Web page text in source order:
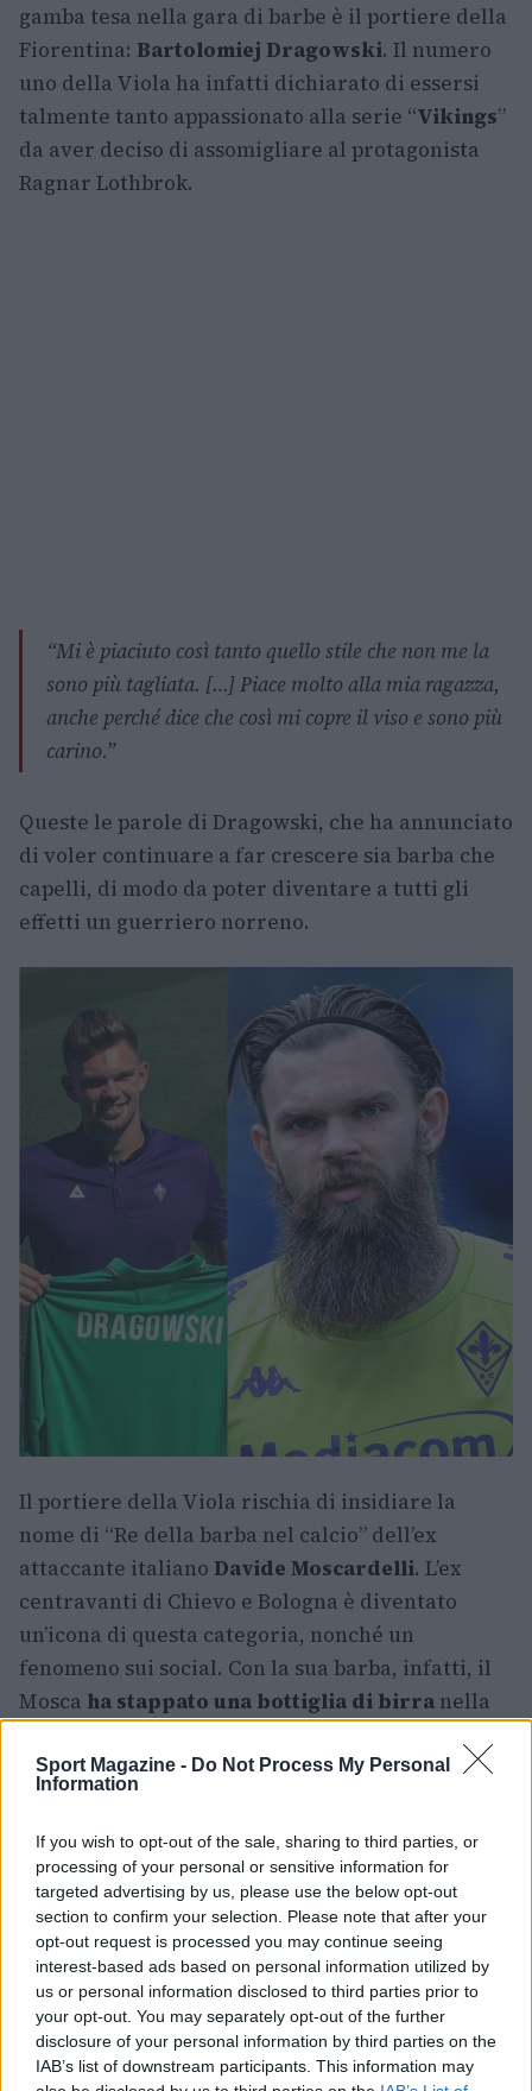
Sport Magazine - Do Not Process My Personal
Information
If you wish to opt-out of the sale, sharing to third parties, or
processing of your personal or sensitive information for
targeted advertising by us, please use the below opt-out
section to confirm your selection. Please note that after your
opt-out request is processed you may continue seeing
interest-based ads based on personal information utilized by
us or personal information disclosed to third parties prior to
your opt-out. You may separately opt-out of the further
disclosure of your personal information by third parties on the
IAB’s list of downstream participants. This information may
gamba tesa nella gara di barbe è il portiere della
Fiorentina: Bartolomiej Dragowski. Il numero
uno della Viola ha infatti dichiarato di essersi
talmente tanto appassionato alla serie “Vikings”
da aver deciso di assomigliare al protagonista
Ragnar Lothbrok.
“Mi è piaciuto così tanto quello stile che non me la
sono più tagliata. […] Piace molto alla mia ragazza,
anche perché dice che così mi copre il viso e sono più
carino.”
Queste le parole di Dragowski, che ha annunciato
di voler continuare a far crescere sia barba che
capelli, di modo da poter diventare a tutti gli
effetti un guerriero norreno.
Il portiere della Viola rischia di insidiare la
nome di “Re della barba nel calcio” dell’ex
attaccante italiano Davide Moscardelli. L’ex
centravanti di Chievo e Bologna è diventato
un’icona di questa categoria, nonché un
fenomeno sui social. Con la sua barba, infatti, il
Mosca ha stappato una bottiglia di birra nella
luminarie e le palline di Natale per fare gli